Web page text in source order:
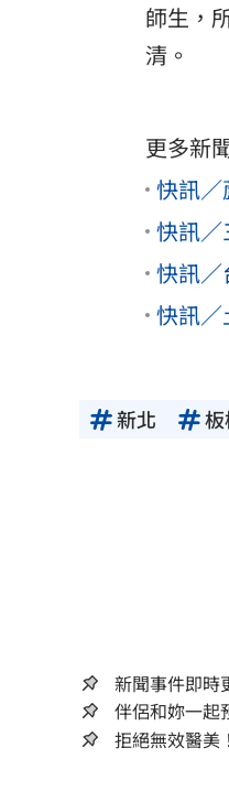
師生，
清。
更多新
快訊
快訊
快訊
快訊
新北
新聞事件即時
伴侶和妳一起
拒絕無效醫美